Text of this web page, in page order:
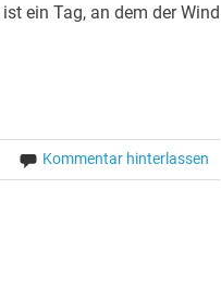
ein Tag, an dem der Wind
Kommentar hinterlassen